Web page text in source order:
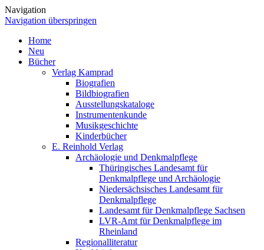
Navigation
Navigation überspringen
Home
Neu
Bücher
Verlag Kamprad
Biografien
Bildbiografien
Ausstellungskataloge
Instrumentenkunde
Musikgeschichte
Kinderbücher
E. Reinhold Verlag
Archäologie und Denkmalpflege
Thüringisches Landesamt für
Denkmalpflege und Archäologie
Niedersächsisches Landesamt für
Denkmalpflege
Landesamt für Denkmalpflege Sachsen
LVR-Amt für Denkmalpflege im
Rheinland
Regionalliteratur